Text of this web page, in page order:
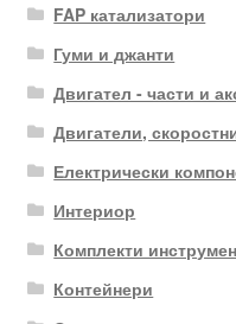
FAP катализатори
Гуми и джанти
Двигател - части и
Двигатели,
Електрически
Интериор
Комплекти
Контейнери